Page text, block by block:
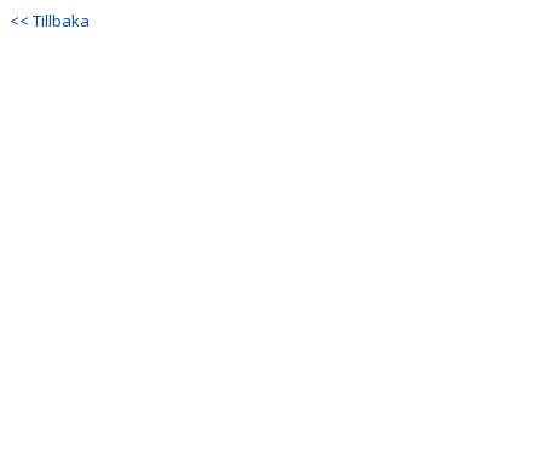
<< Tillbaka